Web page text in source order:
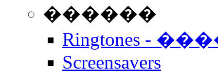
������
Ringtones -
Screensavers